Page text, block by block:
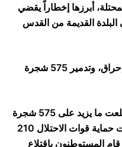
أبرزها إخطاراً يقضي
البلدة القديمة من القدس
سادساً: تهديد الممتلكات… اقتلاع، وإحراق، وتدمير 575 شجرة
ذكر التقرير أن سلطات الإحتلال، اقتلعت ما يزيد على 575 شجرة
زيتون،حيث اقتلع المستوطنون وتحت حماية قوات الاحتلال 210
المستوطنون باقتلاع